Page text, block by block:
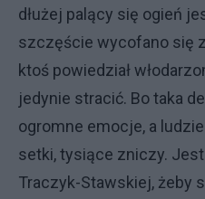
dłużej palący się ogień
szczęście wycofano się
ktoś powiedział
jedynie stracić. Bo taka
ogromne emocje, a
setki, tysiące zniczy.
Traczyk-Stawskiej, żeby